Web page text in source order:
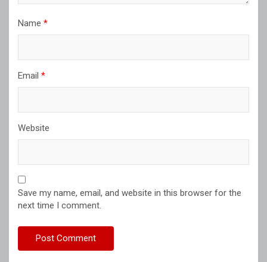
Name *
Email *
Website
Save my name, email, and website in this browser for the
next time I comment.